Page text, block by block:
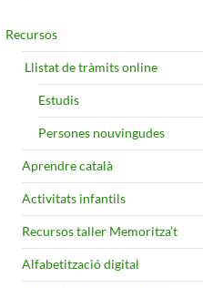
Recursos
​ Llistat de tràmits online
Estudis
Persones nouvingudes
Aprendre català
Activitats infantils
Recursos taller Memoritza’t
Alfabetització digital